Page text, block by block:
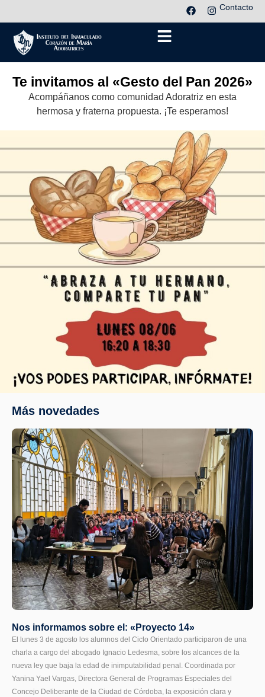
Contacto
Te invitamos al «Gesto del Pan 2026»
Acompáñanos como comunidad Adoratriz en esta
hermosa y fraterna propuesta. ¡Te esperamos!
Más novedades
Nos informamos sobre el: «Proyecto 14»
El lunes 3 de agosto los alumnos del Ciclo Orientado participaron de una
charla a cargo del abogado Ignacio Ledesma, sobre los alcances de la
nueva ley que baja la edad de inimputabilidad penal. Coordinada por
Yanina Yael Vargas, Directora General de Programas Especiales del
Concejo Deliberante de la Ciudad de Córdoba, la exposición clara y